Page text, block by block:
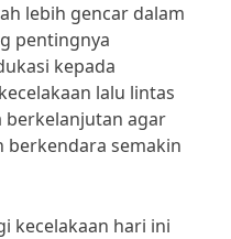
lebih gencar dalam
pentingnya
kepada
lalu lintas
berkelanjutan agar
berkendara semakin
kecelakaan hari ini